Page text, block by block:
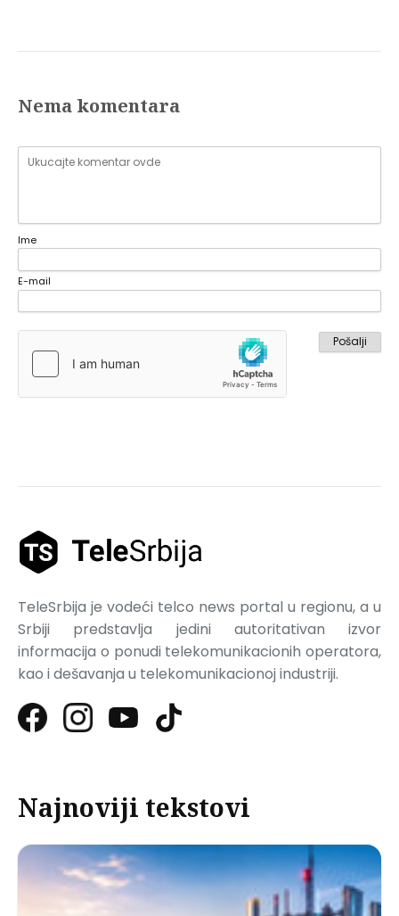
Nema komentara
Ime
E-mail
TeleSrbija je vodeći telco news portal u regionu, a u
Srbiji predstavlja jedini autoritativan izvor
informacija o ponudi telekomunikacionih operatora,
kao i dešavanja u telekomunikacionoj industriji.
Najnoviji tekstovi